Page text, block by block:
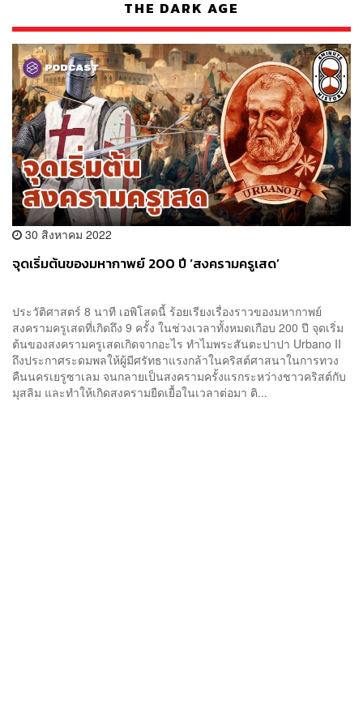
THE DARK AGE
30 สิงหาคม 2022
จุดเริ่มต้นของมหากาพย์ 200 ปี ‘สงครามครูเสด’
ประวัติศาสตร์ 8 นาที เอพิโสดนี้ ร้อยเรียงเรื่องราวของมหากาพย์
สงครามครูเสดที่เกิดถึง 9 ครั้ง ในช่วงเวลาทั้งหมดเกือบ 200 ปี จุดเริ่ม
ต้นของสงครามครูเสดเกิดจากอะไร ทำไมพระสันตะปาปา Urbano II
ถึงประกาศระดมพลให้ผู้มีศรัทธาแรงกล้าในคริสต์ศาสนาในการทวง
คืนนครเยรูซาเลม จนกลายเป็นสงครามครั้งแรกระหว่างชาวคริสต์กับ
มุสลิม และทำให้เกิดสงครามยืดเยื้อในเวลาต่อมา ติ...